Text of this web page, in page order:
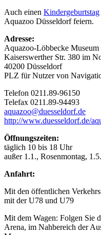
Auch einen Kindergeburtstag
Aquazoo Düsseldorf feiern.
Adresse:
Aquazoo-Löbbecke
Kaiserswerther Str. 380 im
40200 Düsseldorf
PLZ für Nutzer von
Telefon 0211.89-96150
Telefax 0211.89-94493
aquazoo@duesseldorf.de
http://www.duesseldorf.de/
Öffnungszeiten:
täglich 10 bis 18 Uhr
außer 1.1., Rosenmontag,
Anfahrt:
Mit den öffentlichen
mit der U78 und U79
Mit dem Wagen: Folgen Sie
Arena, im Nahbereich der